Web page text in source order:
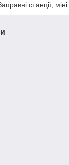
станції,